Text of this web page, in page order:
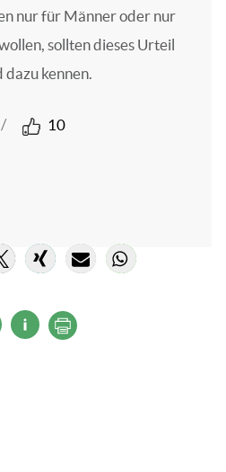
nur für Männer oder nur
sollten dieses Urteil
kennen.
/ 10